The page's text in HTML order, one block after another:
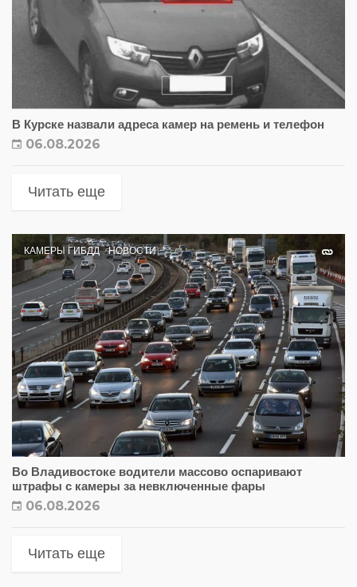
В Курске назвали адреса камер на ремень и телефон
06.08.2026
Читать еще
КАМЕРЫ ГИБДД НОВОСТИ
Во Владивостоке водители массово оспаривают
штрафы с камеры за невключенные фары
06.08.2026
Читать еще